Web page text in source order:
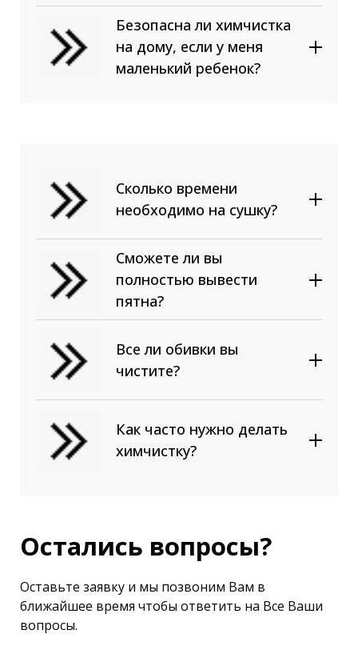
замши, бархата, гобелена;
От размера. Минимальная
цена — 1000 рублей на чистку
прямого двухместного
Размер мебели;
Степень загрязненности;
Тип обивки.
Безопасна ли химчистка
на дому, если у меня
маленький ребенок?
Сколько времени
необходимо на сушку?
Сможете ли вы
полностью вывести
пятна?
Все ли обивки вы
чистите?
Как часто нужно делать
химчистку?
Остались вопросы?
Оставьте заявку и мы позвоним Вам в
ближайшее время чтобы ответить на Все Ваши
вопросы.